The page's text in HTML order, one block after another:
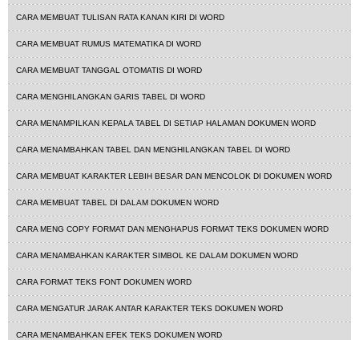
CARA MEMBUAT TULISAN RATA KANAN KIRI DI WORD
CARA MEMBUAT RUMUS MATEMATIKA DI WORD
CARA MEMBUAT TANGGAL OTOMATIS DI WORD
CARA MENGHILANGKAN GARIS TABEL DI WORD
CARA MENAMPILKAN KEPALA TABEL DI SETIAP HALAMAN DOKUMEN WORD
CARA MENAMBAHKAN TABEL DAN MENGHILANGKAN TABEL DI WORD
CARA MEMBUAT KARAKTER LEBIH BESAR DAN MENCOLOK DI DOKUMEN WORD
CARA MEMBUAT TABEL DI DALAM DOKUMEN WORD
CARA MENG COPY FORMAT DAN MENGHAPUS FORMAT TEKS DOKUMEN WORD
CARA MENAMBAHKAN KARAKTER SIMBOL KE DALAM DOKUMEN WORD
CARA FORMAT TEKS FONT DOKUMEN WORD
CARA MENGATUR JARAK ANTAR KARAKTER TEKS DOKUMEN WORD
CARA MENAMBAHKAN EFEK TEKS DOKUMEN WORD